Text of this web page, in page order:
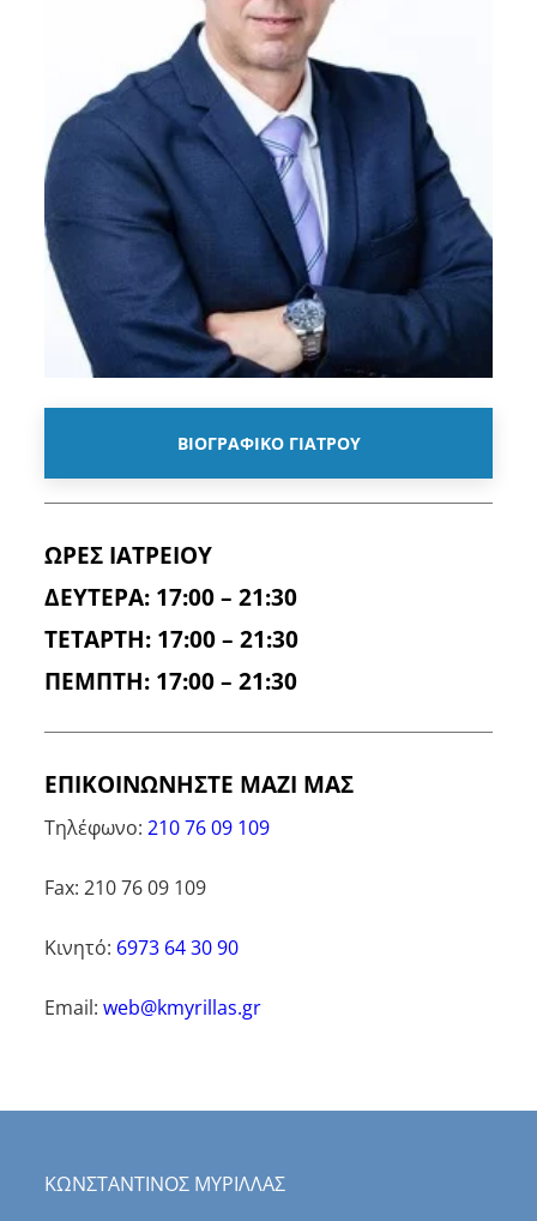
ΒΙΟΓΡΑΦΙΚΟ ΓΙΑΤΡΟΥ
ΩΡΕΣ ΙΑΤΡΕΙΟΥ
ΔΕΥΤΕΡΑ: 17:00 – 21:30
ΤΕΤΑΡΤΗ: 17:00 – 21:30
ΠΕΜΠΤΗ: 17:00 – 21:30
ΕΠΙΚΟΙΝΩΝΗΣΤΕ ΜΑΖΙ ΜΑΣ
Τηλέφωνο:210 76 09 109
Fax: 210 76 09 109
Κινητό: 6973 64 30 90
Email:web@kmyrillas.gr
ΚΩΝΣΤΑΝΤΙΝΟΣ ΜΥΡΙΛΛΑΣ